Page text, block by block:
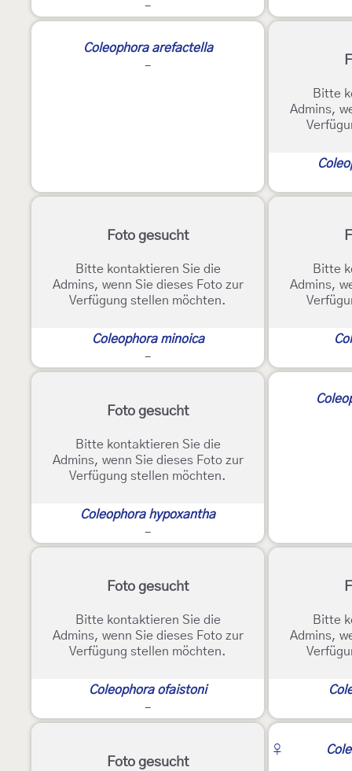
-
Coleophora arefactella
-
Bitte
Admins,
Foto gesucht
Bitte kontaktieren Sie die
Admins, wenn Sie dieses Foto zur
Verfügung stellen möchten.
Coleophora minoica
-
Bitte
Admins,
Foto gesucht
Bitte kontaktieren Sie die
Admins, wenn Sie dieses Foto zur
Verfügung stellen möchten.
Coleophora hypoxantha
-
Foto gesucht
Bitte kontaktieren Sie die
Admins, wenn Sie dieses Foto zur
Verfügung stellen möchten.
Coleophora ofaistoni
-
Bitte
Admins,
Foto gesucht
♀